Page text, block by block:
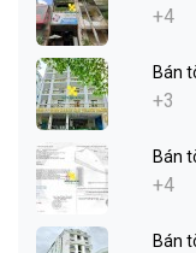
+4
Bán
+3
Bán
+4
Bán